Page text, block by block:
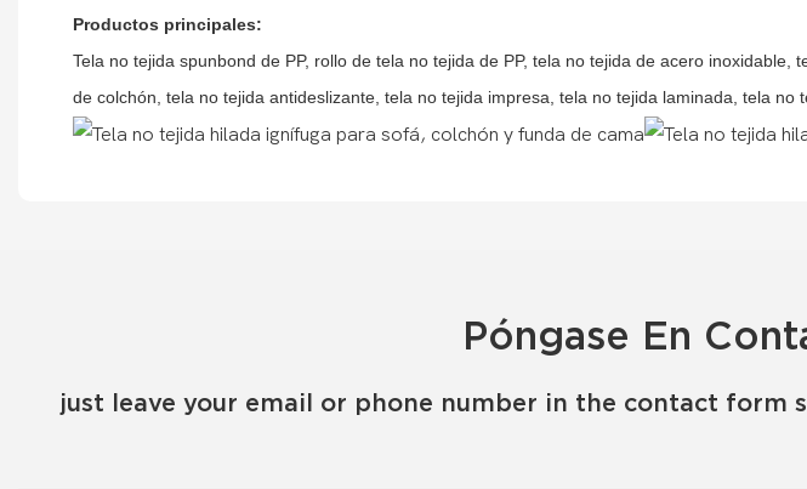
Productos principales:
Tela no tejida spunbond de PP, rollo de tela no tejida de PP, tela no tejida de acero
de colchón, tela no tejida antideslizante, tela no tejida impresa, tela no tejida laminada, tela no
Póngase En
just leave your email or phone number in the contact form